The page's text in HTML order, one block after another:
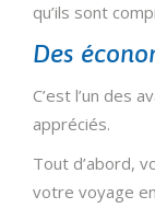
qu’ils sont
Des
C’est l’un des
appréciés.
Tout d’abord,
votre voyage